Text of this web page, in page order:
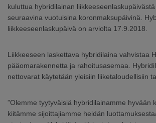
kuluttua hybridilainan
seuraavina vuotuisina koronmaksupäivinä.
liikkeeseenlaskupäivä on arviolta 17.9.2018.
Liikkeeseen laskettava hybridilaina vahvistaa
pääomarakennetta ja rahoitusasemaa.
nettovarat käytetään yleisiin liiketaloudellisiin
”Olemme tyytyväisiä hybridilainamme hyvään
kiitämme sijoittajiamme heidän